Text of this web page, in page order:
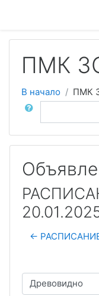
ПМК
В начало ПМК
Поиск по форумам
← РАСПИСАНИЕ
Режим